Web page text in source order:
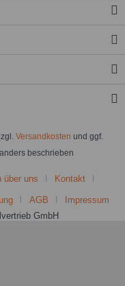
Versandkosten und ggf.
beschrieben
über uns Kontakt
AGB
Impressum
GmbH